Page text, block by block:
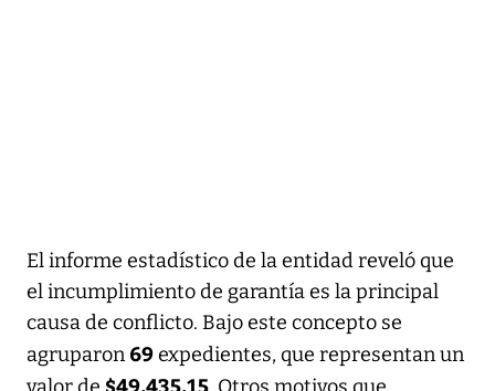
El informe estadístico de la entidad reveló que
el incumplimiento de garantía es la principal
causa de conflicto. Bajo este concepto se
agruparon 69expedientes, que representan un
valor de $49,435.15. Otros motivos que